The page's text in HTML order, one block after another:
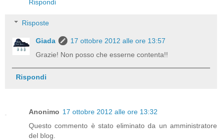
Rispondi
Risposte
Giada
17 ottobre 2012 alle ore 13:57
Grazie! Non posso che esserne contenta!!
Rispondi
Anonimo 17 ottobre 2012 alle ore 13:32
Questo commento è stato eliminato da un amministratore
del blog.